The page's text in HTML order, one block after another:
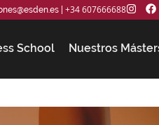
| +34 607666688
School Nuestros